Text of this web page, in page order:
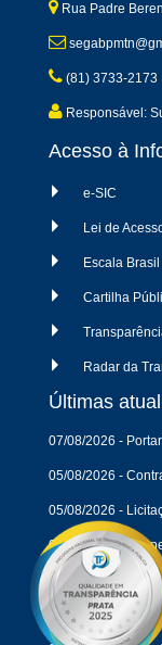
Rua Padre
(81) 3733-2173
Responsável:
Acesso à
e-SIC
Lei de
Escala Brasil
Cartilha
Radar da
Últimas
07/08/2026 -
05/08/2026 -
05/08/2026 -
04/08/2026 -
04/08/2026 -
04/08/2026 -